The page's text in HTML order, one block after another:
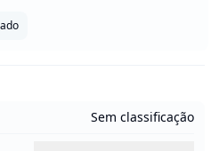
Sem classificação